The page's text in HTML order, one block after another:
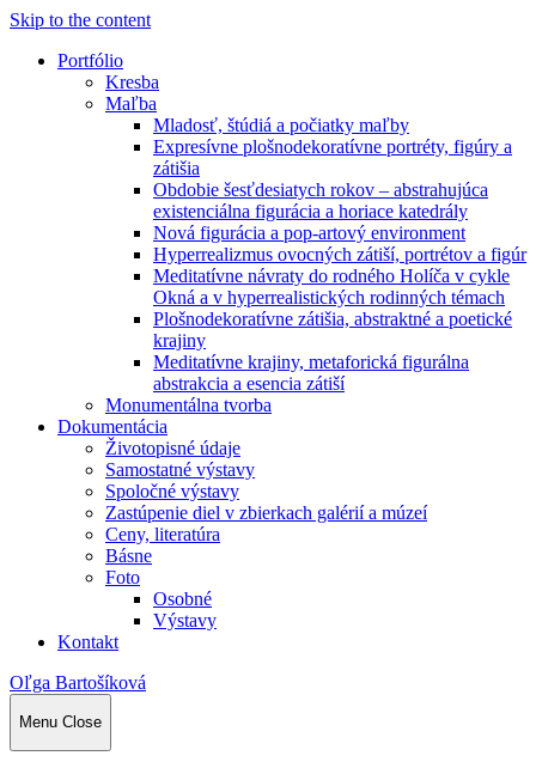
Skip to the content
Portfólio
Kresba
Maľba
Mladosť, štúdiá a počiatky maľby
Expresívne plošnodekoratívne portréty, figúry a
zátišia
Obdobie šesťdesiatych rokov – abstrahujúca
existenciálna figurácia a horiace katedrály
Nová figurácia a pop-artový environment
Hyperrealizmus ovocných zátiší, portrétov a figúr
Meditatívne návraty do rodného Holíča v cykle
Okná a v hyperrealistických rodinných témach
Plošnodekoratívne zátišia, abstraktné a poetické
krajiny
Meditatívne krajiny, metaforická figurálna
abstrakcia a esencia zátiší
Monumentálna tvorba
Dokumentácia
Životopisné údaje
Samostatné výstavy
Spoločné výstavy
Zastúpenie diel v zbierkach galérií a múzeí
Ceny, literatúra
Básne
Foto
Osobné
Výstavy
Kontakt
Oľga Bartošíková
Menu Close